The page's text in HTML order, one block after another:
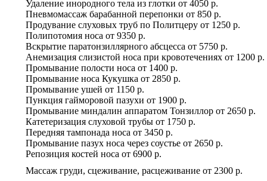
Удаление инородного тела из глотки от 4050 р.
Пневмомассаж барабанной перепонки от 850 р.
Продувание слуховых труб по Политцеру от 1250 р.
Полипотомия носа от 9350 р.
Вскрытие паратонзиллярного абсцесса от 5750 р.
Анемизация слизистой носа при кровотечениях от 1200 р.
Промывание полости носа от 1400 р.
Промывание носа Кукушка от 2850 р.
Промывание ушей от 1150 р.
Пункция гайморовой пазухи от 1900 р.
Промывание миндалин аппаратом Тонзиллор от 2650 р.
Катетеризация слуховой трубы от 1750 р.
Передняя тампонада носа от 3450 р.
Промывание пазух носа через соустье от 2650 р.
Репозиция костей носа от 6900 р.
Массаж груди, сцеживание, расцеживание от 2300 р.